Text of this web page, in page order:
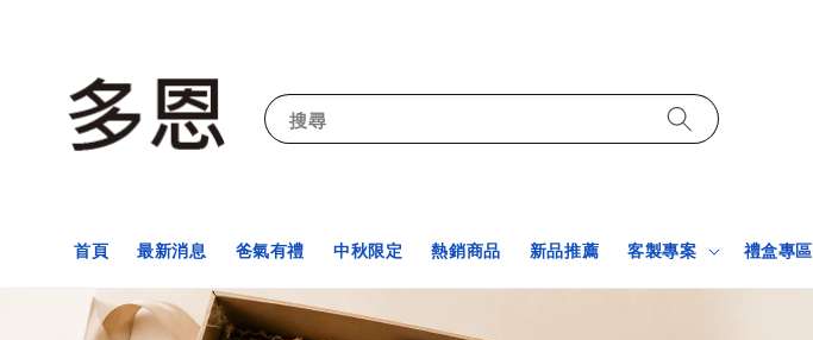
搜尋
首頁 最新消息 爸氣有禮 中秋限定 熱銷商品 新品推薦 客製專案 禮盒專區